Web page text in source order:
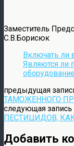
Заместитель
С.В.Борисюк
Включать ли
Являются ли
предыдущая
ТАМОЖЕННОГО
следующая запись
ПЕСТИЦИДОВ,
Добавить